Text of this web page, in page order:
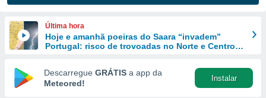
das
e
forma
digital
Última hora
Hoje e amanhã poeiras do Saara “invadem”
Portugal: risco de trovoadas no Norte e Centro
Descarregue GRÁTIS a app da
Meteored!
Instalar